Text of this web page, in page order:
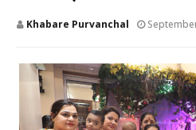
Khabare Purvanchal